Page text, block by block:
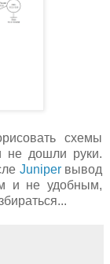
схемы
не дошли руки.
Juniperвывод
и не удобным,